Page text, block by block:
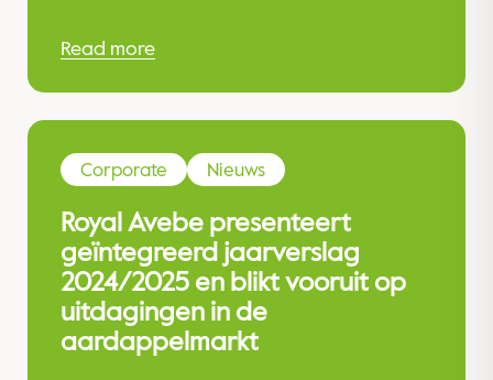
Read more
Corporate Nieuws
Royal Avebe presenteert
geïntegreerd jaarverslag
2024/2025 en blikt vooruit op
uitdagingen in de
aardappelmarkt